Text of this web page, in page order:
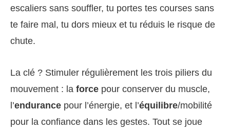
escaliers sans souffler, tu portes tes courses sans
te faire mal, tu dors mieux et tu réduis le risque de
chute.
La clé ? Stimuler régulièrement les trois piliers du
mouvement : la force pour conserver du muscle,
l’endurance pour l’énergie, et l’équilibre/mobilité
pour la confiance dans les gestes. Tout se joue